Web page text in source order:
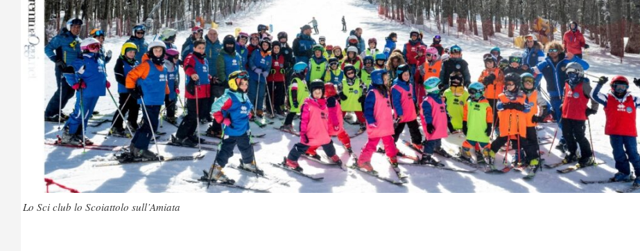
Lo Sci club lo Scoiattolo sull’Amiata